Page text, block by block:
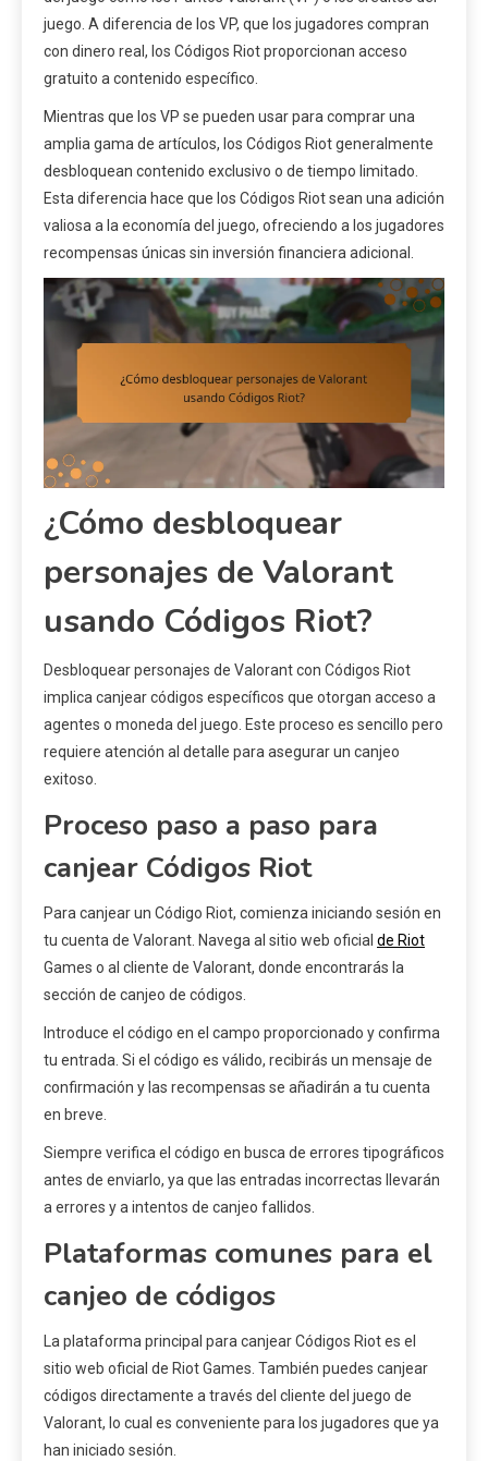
juego. A diferencia de los VP, que los jugadores compran
con dinero real, los Códigos Riot proporcionan acceso
gratuito a contenido específico.
Mientras que los VP se pueden usar para comprar una
amplia gama de artículos, los Códigos Riot generalmente
desbloquean contenido exclusivo o de tiempo limitado.
Esta diferencia hace que los Códigos Riot sean una adición
valiosa a la economía del juego, ofreciendo a los jugadores
recompensas únicas sin inversión financiera adicional.
¿Cómo desbloquear
personajes de Valorant
usando Códigos Riot?
Desbloquear personajes de Valorant con Códigos Riot
implica canjear códigos específicos que otorgan acceso a
agentes o moneda del juego. Este proceso es sencillo pero
requiere atención al detalle para asegurar un canjeo
exitoso.
Proceso paso a paso para
canjear Códigos Riot
Para canjear un Código Riot, comienza iniciando sesión en
tu cuenta de Valorant. Navega al sitio web oficial de Riot
Games o al cliente de Valorant, donde encontrarás la
sección de canjeo de códigos.
Introduce el código en el campo proporcionado y confirma
tu entrada. Si el código es válido, recibirás un mensaje de
confirmación y las recompensas se añadirán a tu cuenta
en breve.
Siempre verifica el código en busca de errores tipográficos
antes de enviarlo, ya que las entradas incorrectas llevarán
a errores y a intentos de canjeo fallidos.
Plataformas comunes para el
canjeo de códigos
La plataforma principal para canjear Códigos Riot es el
sitio web oficial de Riot Games. También puedes canjear
códigos directamente a través del cliente del juego de
Valorant, lo cual es conveniente para los jugadores que ya
han iniciado sesión.